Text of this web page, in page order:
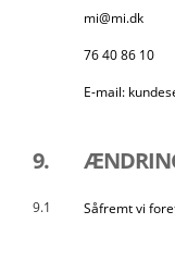
mi@mi.dk
76 40 86 10
E-mail:
9.
9.1 Såfremt vi